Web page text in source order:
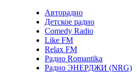
Авторадио
Детское радио
Comedy Radio
Like FM
Relax FM
Радио Romantika
Радио ЭНЕРДЖИ (NRG)